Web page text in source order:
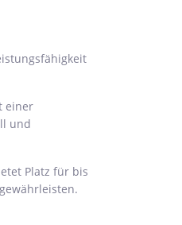
einer
und
Platz für bis